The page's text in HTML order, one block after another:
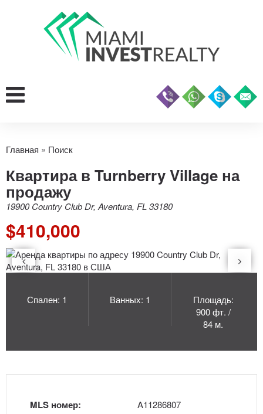
Главная » Поиск
Квартира в Turnberry Village на
продажу
19900 Country Club Dr, Aventura, FL 33180
$410,000
Спален: 1 Ванных: 1
Площадь:
900 фт. /
84 м.
MLS номер:
A11286807